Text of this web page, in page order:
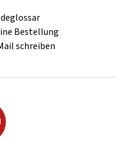
Bestellung
schreiben